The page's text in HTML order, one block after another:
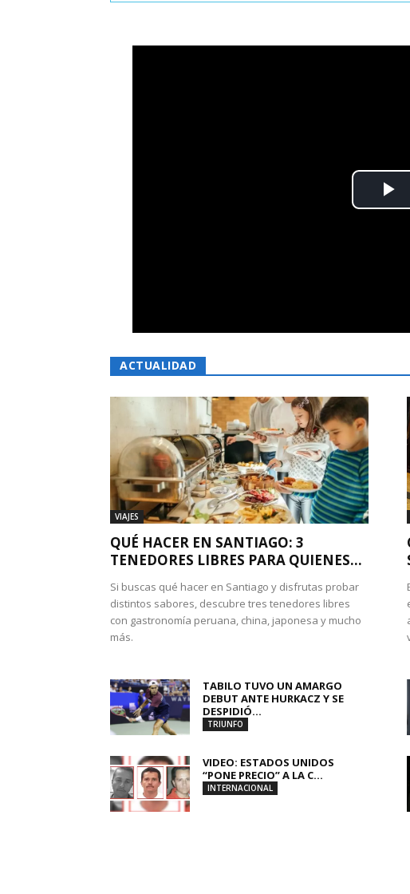
ACTUALIDAD
VIAJES
QUÉ HACER EN SANTIAGO: 3
TENEDORES LIBRES PARA QUIENES...
Si buscas qué hacer en Santiago y disfrutas probar
distintos sabores, descubre tres tenedores libres
con gastronomía peruana, china, japonesa y mucho
más.
TABILO TUVO UN AMARGO
DEBUT ANTE HURKACZ Y SE
DESPIDIÓ...
TRIUNFO
VIDEO: ESTADOS UNIDOS
“PONE PRECIO” A LA C...
INTERNACIONAL